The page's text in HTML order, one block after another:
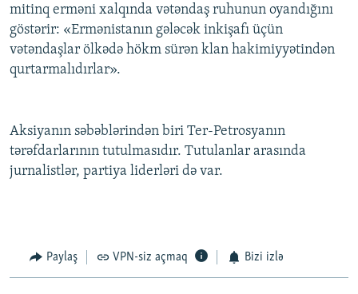
mitinq erməni xalqında vətəndaş ruhunun oyandığını
göstərir: «Ermənistanın gələcək inkişafı üçün
vətəndaşlar ölkədə hökm sürən klan hakimiyyətindən
qurtarmalıdırlar».
Aksiyanın səbəblərindən biri Ter-Petrosyanın
tərəfdarlarının tutulmasıdır. Tutulanlar arasında
jurnalistlər, partiya liderləri də var.
Paylaş VPN-siz açmaq Bizi izlə